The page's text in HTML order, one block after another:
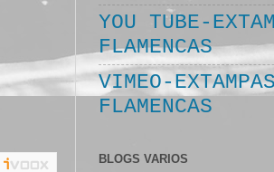
YOU TUBE-
FLAMENCAS
VIMEO-
FLAMENCAS
BLOGS VARIOS